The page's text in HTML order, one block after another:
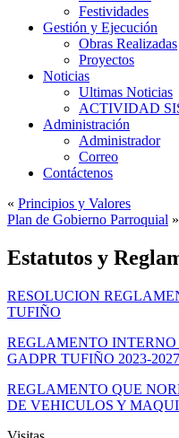
Festividades
Gestión y Ejecución
Obras Realizadas
Proyectos
Noticias
Ultimas Noticias
ACTIVIDAD
Administración
Administrador
Correo
Contáctenos
« Principios y Valores
Plan de Gobierno Parroquial »
Estatutos y
RESOLUCION
TUFIÑO
REGLAMENTO
GADPR TUFIÑO 2023-2027
REGLAMENTO QUE
DE VEHICULOS Y